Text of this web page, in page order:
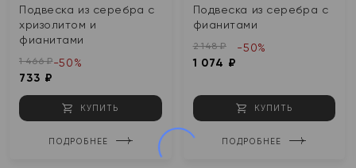
Подвеска из серебра с
хризолитом и
фианитами
1 466 ₽
733 ₽
-50%
КУПИТЬ
ПОДРОБНЕЕ
Подвеска из серебра с
фианитами
2 148 ₽
1 074 ₽
-50%
КУПИТЬ
ПОДРОБНЕЕ